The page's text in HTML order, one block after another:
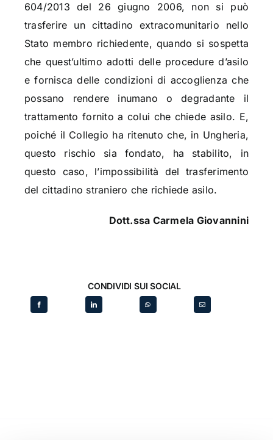
604/2013 del 26 giugno 2006, non si può
trasferire un cittadino extracomunitario nello
Stato membro richiedente, quando si sospetta
che quest’ultimo adotti delle procedure d’asilo
e fornisca delle condizioni di accoglienza che
possano rendere inumano o degradante il
trattamento fornito a colui che chiede asilo. E,
poiché il Collegio ha ritenuto che, in Ungheria,
questo rischio sia fondato, ha stabilito, in
questo caso, l’impossibilità del trasferimento
del cittadino straniero che richiede asilo.
Dott.ssa Carmela Giovannini
CONDIVIDI SUI SOCIAL